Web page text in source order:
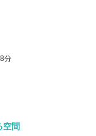
分
空間